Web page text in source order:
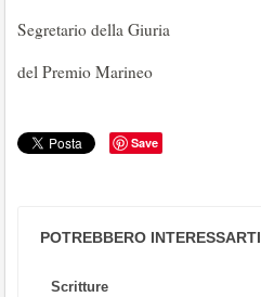
Segretario della Giuria
del Premio Marineo
Save
POTREBBERO INTERESSARTI
Scritture